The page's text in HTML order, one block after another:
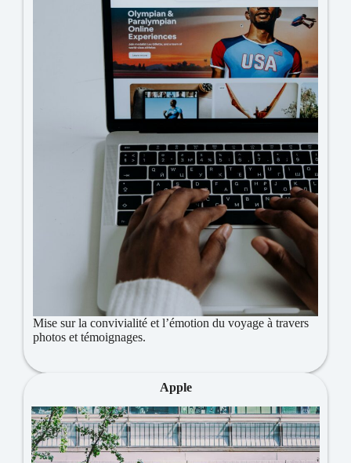
Mise sur la convivialité et l’émotion du voyage à travers
photos et témoignages.
Apple